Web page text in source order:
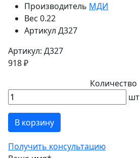
Производитель МДИ
Вес 0.22
Артикул Д327
Артикул: Д327
918 ₽
Количество
шт
В корзину
Получить консультацию